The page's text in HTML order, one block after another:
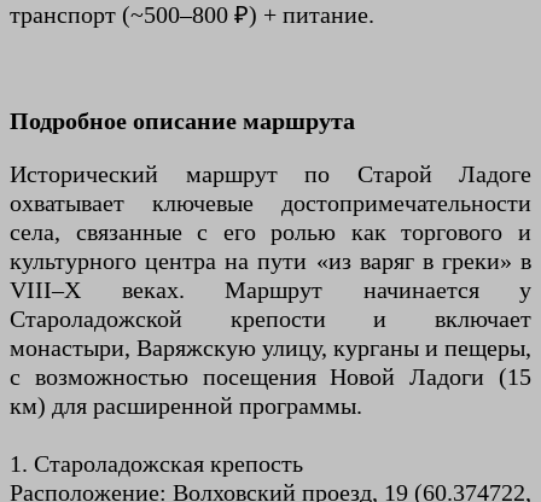
транспорт (~500–800 ₽) + питание.
Подробное описание маршрута
Исторический маршрут по Старой Ладоге
охватывает ключевые достопримечательности
села, связанные с его ролью как торгового и
культурного центра на пути «из варяг в греки» в
VIII–X веках. Маршрут начинается у
Староладожской крепости и включает
монастыри, Варяжскую улицу, курганы и пещеры,
с возможностью посещения Новой Ладоги (15
км) для расширенной программы.
1. Староладожская крепость
Расположение: Волховский проезд, 19 (60.374722,